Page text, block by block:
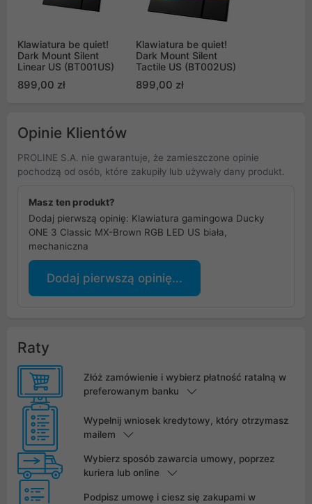
Klawiatura be quiet!
Dark Mount Silent
Linear US (BT001US)
899,00 zł
Klawiatura be quiet!
Dark Mount Silent
Tactile US (BT002US)
899,00 zł
Opinie Klientów
PROLINE S.A. nie gwarantuje, że zamieszczone opinie
pochodzą od osób, które zakupiły lub używały dany produkt.
Masz ten produkt?
Dodaj pierwszą opinię: Klawiatura gamingowa Ducky
ONE 3 Classic MX-Brown RGB LED US biała,
mechaniczna
Dodaj pierwszą opinię...
Raty
Złóż zamówienie i wybierz płatność ratalną w
preferowanym banku
Wypełnij wniosek kredytowy, który otrzymasz
mailem
Wybierz sposób zawarcia umowy, poprzez
kuriera lub online
Podpisz umowę i ciesz się zakupami w